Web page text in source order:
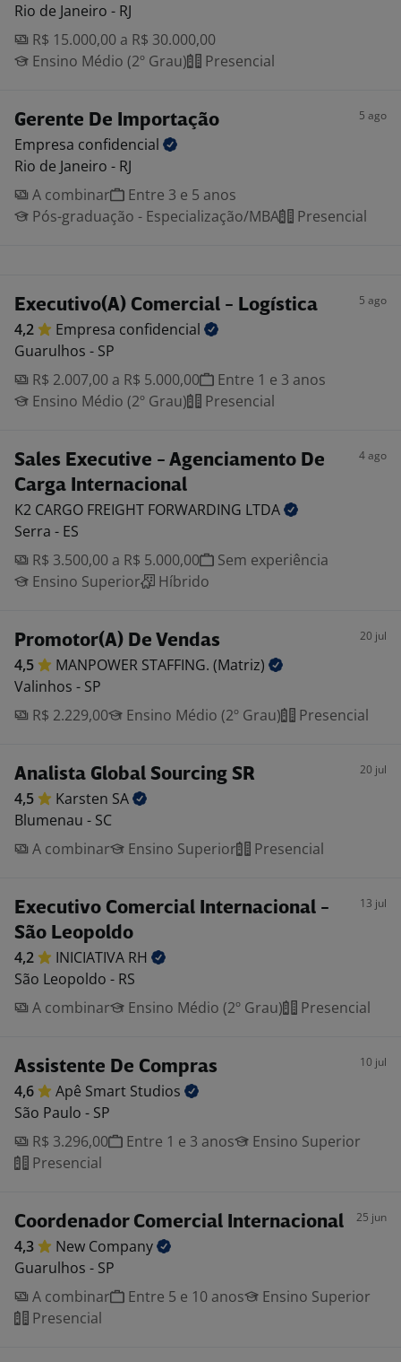
Rio de Janeiro - RJ
R$ 15.000,00 a R$ 30.000,00
Ensino Médio (2º Grau)
Presencial
Gerente De Importação 5 ago
Empresa confidencial
Rio de Janeiro - RJ
A combinar
Entre 3 e 5 anos
Pós-graduação - Especialização/MBA
Presencial
Executivo(A) Comercial - Logística 5 ago
4,2 Empresa confidencial
Guarulhos - SP
R$ 2.007,00 a R$ 5.000,00
Entre 1 e 3 anos
Ensino Médio (2º Grau)
Presencial
Sales Executive - Agenciamento De
Carga Internacional
4 ago
K2 CARGO FREIGHT FORWARDING LTDA
Serra - ES
R$ 3.500,00 a R$ 5.000,00
Sem experiência
Ensino Superior
Híbrido
Promotor(A) De Vendas 20 jul
4,5 MANPOWER STAFFING. (Matriz)
Valinhos - SP
R$ 2.229,00
Ensino Médio (2º Grau) Presencial
Analista Global Sourcing SR 20 jul
4,5 Karsten SA
Blumenau - SC
A combinar
Ensino Superior Presencial
Executivo Comercial Internacional -
São Leopoldo
13 jul
4,2 INICIATIVA RH
São Leopoldo - RS
A combinar
Ensino Médio (2º Grau) Presencial
Assistente De Compras 10 jul
4,6 Apê Smart Studios
São Paulo - SP
R$ 3.296,00
Entre 1 e 3 anos
Ensino Superior
Presencial
Coordenador Comercial Internacional 25 jun
4,3 New Company
Guarulhos - SP
A combinar
Entre 5 e 10 anos
Ensino Superior
Presencial